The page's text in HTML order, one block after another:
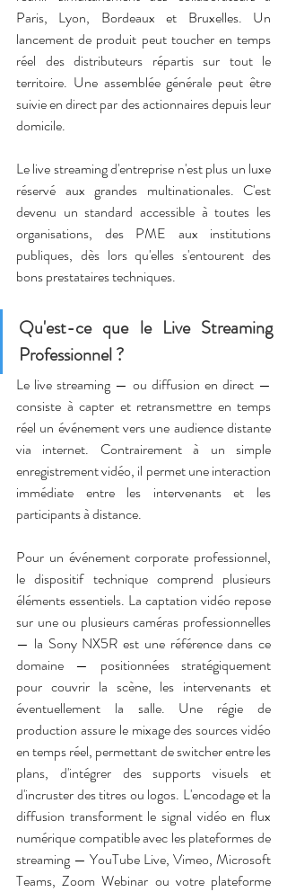
Paris, Lyon, Bordeaux et Bruxelles. Un
lancement de produit peut toucher en temps
réel des distributeurs répartis sur tout le
territoire. Une assemblée générale peut être
suivie en direct par des actionnaires depuis leur
domicile.
Le live streaming d'entreprise n'est plus un luxe
réservé aux grandes multinationales. C'est
devenu un standard accessible à toutes les
organisations, des PME aux institutions
publiques, dès lors qu'elles s'entourent des
bons prestataires techniques.
Qu'est-ce que le Live Streaming
Professionnel ?
Le live streaming — ou diffusion en direct —
consiste à capter et retransmettre en temps
réel un événement vers une audience distante
via internet. Contrairement à un simple
enregistrement vidéo, il permet une interaction
immédiate entre les intervenants et les
participants à distance.
Pour un événement corporate professionnel,
le dispositif technique comprend plusieurs
éléments essentiels. La captation vidéo repose
sur une ou plusieurs caméras professionnelles
— la Sony NX5R est une référence dans ce
domaine — positionnées stratégiquement
pour couvrir la scène, les intervenants et
éventuellement la salle. Une régie de
production assure le mixage des sources vidéo
en temps réel, permettant de switcher entre les
plans, d'intégrer des supports visuels et
d'incruster des titres ou logos. L'encodage et la
diffusion transforment le signal vidéo en flux
numérique compatible avec les plateformes de
streaming — YouTube Live, Vimeo, Microsoft
Teams, Zoom Webinar ou votre plateforme